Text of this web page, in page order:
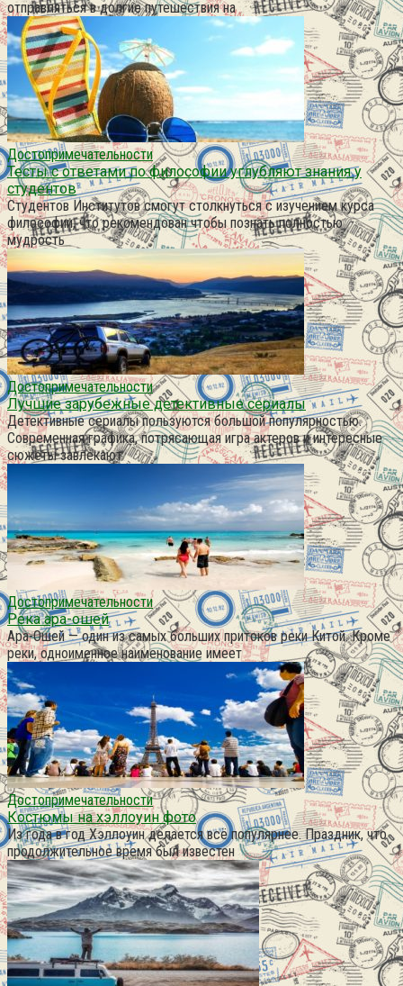
отправляться в долгие путешествия на
Достопримечательности
Тесты с ответами по философии углубляют знания у
студентов
Студентов Институтов смогут столкнуться с изучением курса
философии, что рекомендован чтобы познать полностью
мудрость
Достопримечательности
Лучшие зарубежные детективные сериалы
Детективные сериалы пользуются большой популярностью.
Современная графика, потрясающая игра актеров и интересные
сюжеты завлекают
Достопримечательности
Река ара-ошей
Ара-Ошей — один из самых больших притоков реки Китой. Кроме
реки, одноименное наименование имеет
Достопримечательности
Костюмы на хэллоуин фото
Из года в год Хэллоуин делается всё популярнее. Праздник, что
продолжительное время был известен